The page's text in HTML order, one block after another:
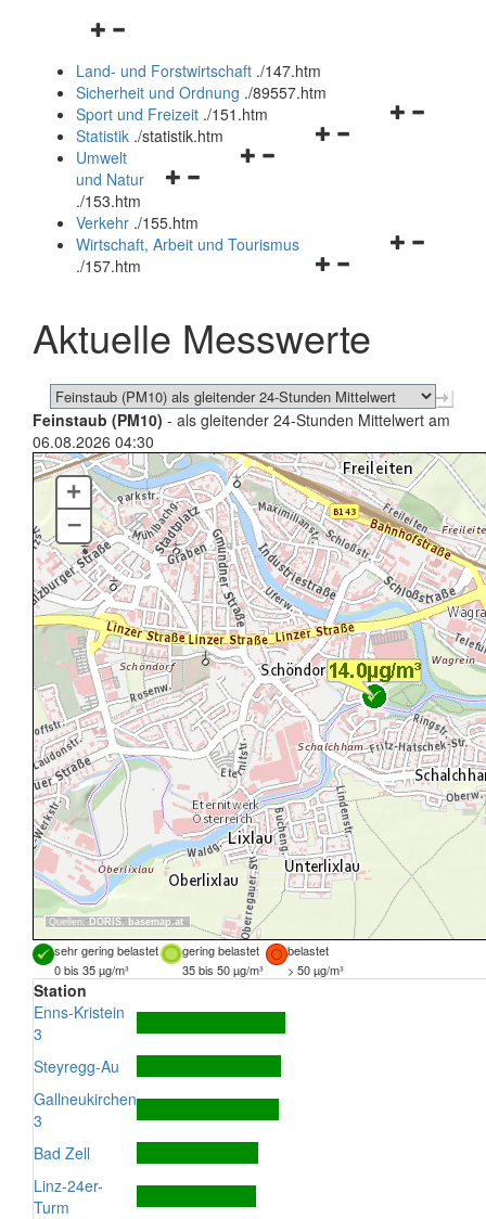
Navigationsmenü
und
schließen
Land- und Forstwirtschaft ./147.htm
Sicherheit und Ordnung ./89557.htm
Navigationsmenü
Sport und Freizeit ./151.htm
Navigationsmenü
Statistik ./statistik.htm
Navigationsmenü
und
schließen
Umwelt
und Natur
./153.htm
Verkehr ./155.htm
Navigationsmenü
schließen
Wirtschaft, Arbeit und Tourismus
./157.htm
Aktuelle Messwerte
Feinstaub (PM10) - als gleitender 24-Stunden Mittelwert am
06.08.2026 04:30
Quellen: DORIS, basemap.at
+
–
sehr gering belastet gering belastet
belastet
0 bis 35 µg/m³
35 bis 50 µg/m³ > 50 µg/m³
Station
Enns-Kristein
3
Steyregg-Au
Gallneukirchen
3
Bad Zell
Linz-24er-
Turm